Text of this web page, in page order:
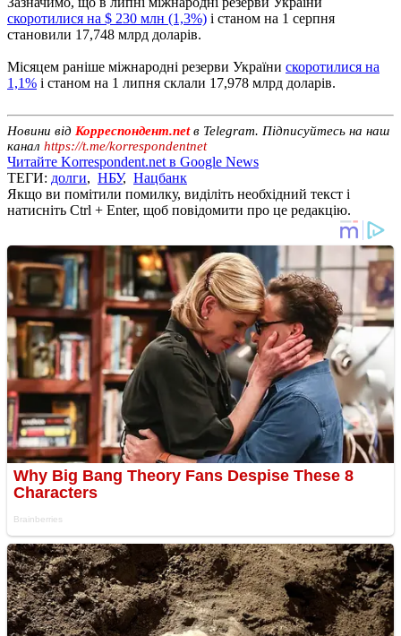
скоротилися на $ 230 млн (1,3%) і станом на 1 серпня
становили 17,748 млрд доларів.
Місяцем раніше міжнародні резерви України скоротилися на
1,1% і станом на 1 липня склали 17,978 млрд доларів.
Новини від Корреспондент.netв Telegram. Підписуйтесь на наш
канал https://t.me/korrespondentnet
Читайте Korrespondent.net в Google News
ТЕГИ: долги, НБУ, Нацбанк
Якщо ви помітили помилку, виділіть необхідний текст і
натисніть Ctrl + Enter, щоб повідомити про це редакцію.